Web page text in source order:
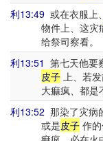
利13:49 或在衣服上、
物件上、这灾
给祭司察看。
利13:51 第七天他要
皮子上、若
大痲疯、都是
利13:52 那染了灾病
或是皮子作的